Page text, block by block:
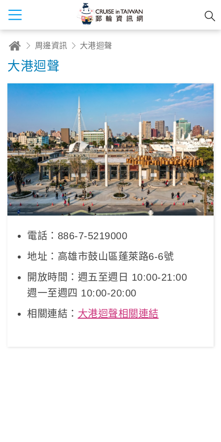
周邊資訊 大港迴聲
大港迴聲
電話：886-7-5219000
地址：高雄市鼓山區蓬萊路6-6號
開放時間：週五至週日 10:00-21:00
週一至週四 10:00-20:00
相關連結： 大港迴聲相關連結